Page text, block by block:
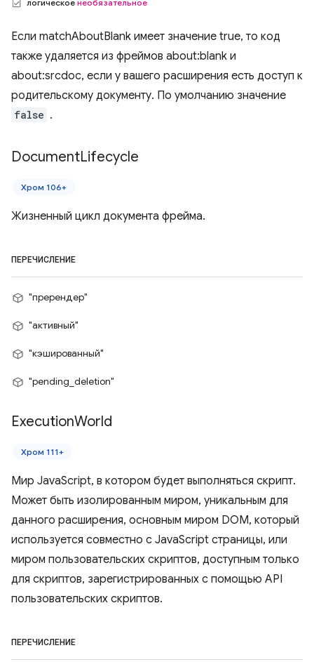
логическое необязательное
Если matchAboutBlank имеет значение true, то код
также удаляется из фреймов about:blank и
about:srcdoc, если у вашего расширения есть доступ к
родительскому документу. По умолчанию значение
false .
DocumentLifecycle
Хром 106+
Жизненный цикл документа фрейма.
ПЕРЕЧИСЛЕНИЕ
"пререндер"
"активный"
"кэшированный"
"pending_deletion"
ExecutionWorld
Хром 111+
Мир JavaScript, в котором будет выполняться скрипт.
Может быть изолированным миром, уникальным для
данного расширения, основным миром DOM, который
используется совместно с JavaScript страницы, или
миром пользовательских скриптов, доступным только
для скриптов, зарегистрированных с помощью API
пользовательских скриптов.
ПЕРЕЧИСЛЕНИЕ